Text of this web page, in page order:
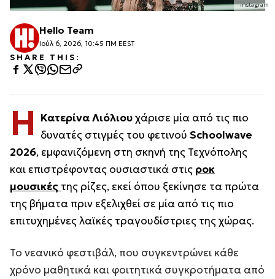
instagram
Hello Team
Ιούλ 6, 2026, 10:45 ΠΜ EEST
SHARE THIS:
Η Κατερίνα Λιόλιουχάρισε μία από τις πιο
δυνατές στιγμές του φετινού Schoolwave
2026, εμφανιζόμενη στη σκηνή της Τεχνόπολης
και επιστρέφοντας ουσιαστικά στις ροκ
μουσικές της ρίζες, εκεί όπου ξεκίνησε τα πρώτα
της βήματα πριν εξελιχθεί σε μία από τις πιο
επιτυχημένες λαϊκές τραγουδίστριες της χώρας.
Το νεανικό φεστιβάλ, που συγκεντρώνει κάθε
χρόνο μαθητικά και φοιτητικά συγκροτήματα από